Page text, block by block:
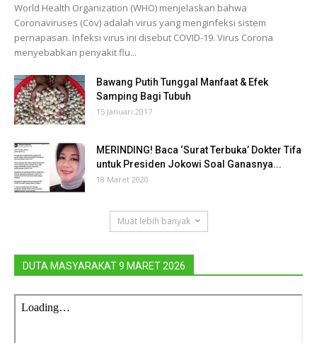
World Health Organization (WHO) menjelaskan bahwa
Coronaviruses (Cov) adalah virus yang menginfeksi sistem
pernapasan. Infeksi virus ini disebut COVID-19. Virus Corona
menyebabkan penyakit flu...
Bawang Putih Tunggal Manfaat & Efek
Samping Bagi Tubuh
15 Januari 2017
MERINDING! Baca ‘Surat Terbuka’ Dokter Tifa
untuk Presiden Jokowi Soal Ganasnya...
18 Maret 2020
Muat lebih banyak
DUTA MASYARAKAT 9 MARET 2026